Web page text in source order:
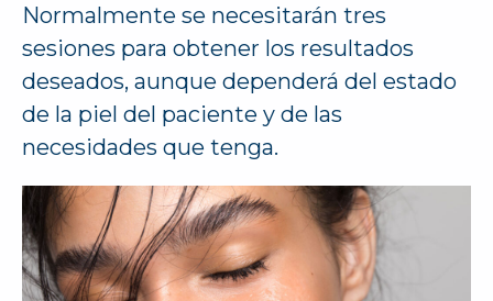
Normalmente se necesitarán tres
sesiones para obtener los resultados
deseados, aunque dependerá del estado
de la piel del paciente y de las
necesidades que tenga.